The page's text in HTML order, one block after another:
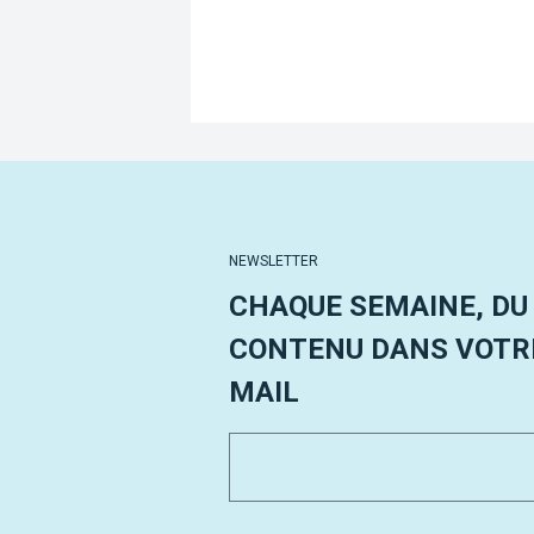
NEWSLETTER
CHAQUE SEMAINE,
CONTENU DANS
MAIL